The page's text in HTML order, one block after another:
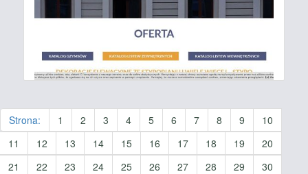
Strona: 1 2 3 4 5 6 7 8 9
10
11
12 13 14 15 16 17 18 19
20
21
22 23 24 25 26 27 28 29
30